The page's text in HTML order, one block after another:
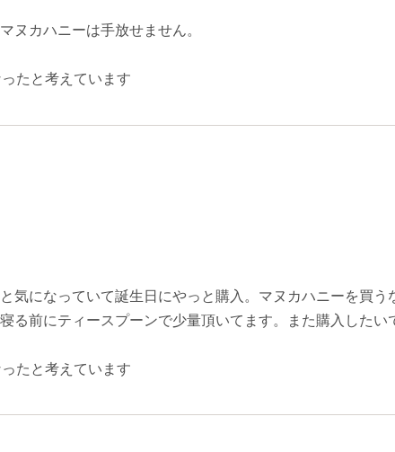
ヌカハニーは手放せません。
たと考えています
気になっていて誕生日にやっと購入。マヌカハニーを買
る前にティースプーンで少量頂いてます。また購入したい
たと考えています